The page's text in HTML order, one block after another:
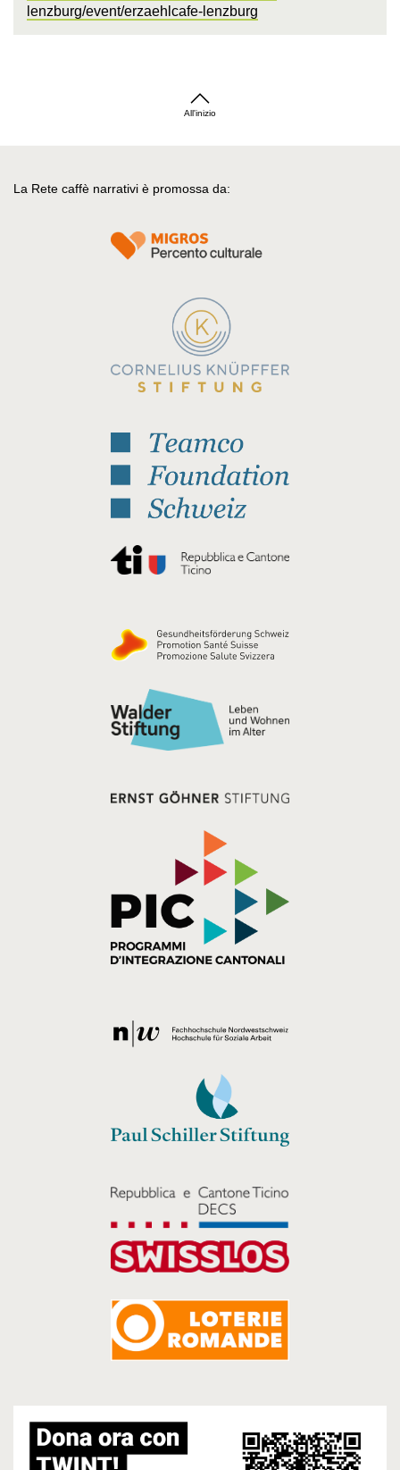
lenzburg/event/erzaehlcafe-lenzburg
All'inizio
La Rete caffè narrativi è promossa da: